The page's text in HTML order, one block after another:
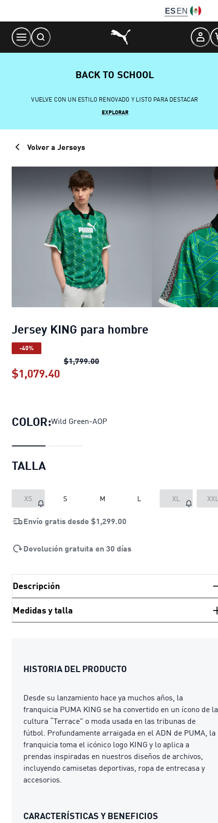
Content
ES EN
BACK TO SCHOOL
VUELVE CON UN ESTILO RENOVADO Y LISTO PARA DESTACAR
EXPLORAR
Volver a Jerseys
Jersey KING para hombre
-40%
$1,799.00Jersey KING para hombre
$1,079.40
COLOR:Wild Green-AOP
TALLA
XS S M L XL
Envío gratis desde $1,299.00
Devolución gratuita en 30 días
Descripción
Medidas y talla
HISTORIA DEL PRODUCTO
Desde su lanzamiento hace ya muchos años, la
franquicia PUMA KING se ha convertido en un ícono de la
cultura “Terrace” o moda usada en las tribunas de
fútbol. Profundamente arraigada en el ADN de PUMA, la
franquicia toma el icónico logo KING y lo aplica a
prendas inspiradas en nuestros diseños de archivos,
incluyendo camisetas deportivas, ropa de entrecasa y
accesorios.
CARACTERÍSTICAS Y BENEFICIOS